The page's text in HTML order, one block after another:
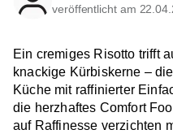
veröffentlicht am
Ein cremiges Risotto trifft
knackige Kürbiskerne –
Küche mit raffinierter
die herzhaftes Comfort
auf Raffinesse verzichten